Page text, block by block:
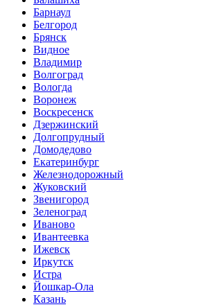
Барнаул
Белгород
Брянск
Видное
Владимир
Волгоград
Вологда
Воронеж
Воскресенск
Дзержинский
Долгопрудный
Домодедово
Екатеринбург
Железнодорожный
Жуковский
Звенигород
Зеленоград
Иваново
Ивантеевка
Ижевск
Иркутск
Истра
Йошкар-Ола
Казань